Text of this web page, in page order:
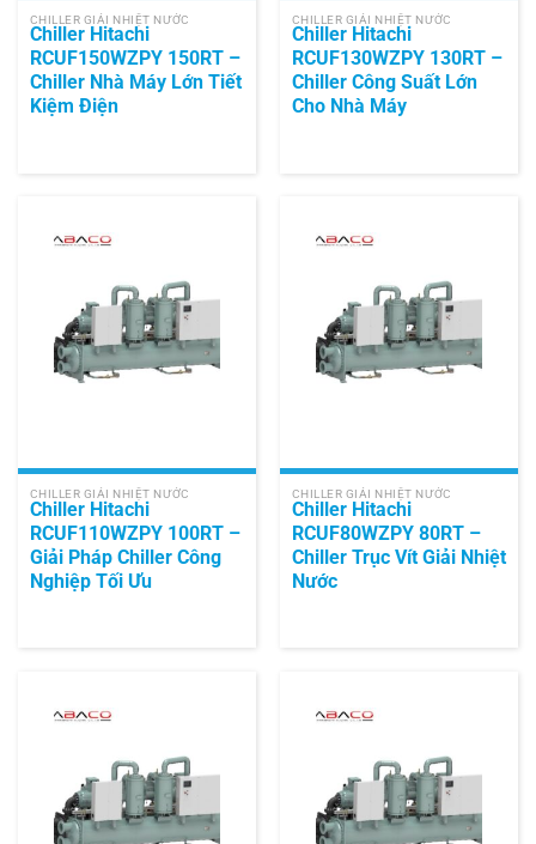
CHILLER GIẢI NHIỆT NƯỚC
Chiller Hitachi
RCUF150WZPY 150RT –
Chiller Nhà Máy Lớn Tiết
Kiệm Điện
CHILLER GIẢI NHIỆT NƯỚC
Chiller Hitachi
RCUF130WZPY 130RT –
Chiller Công Suất Lớn
Cho Nhà Máy
CHILLER GIẢI NHIỆT NƯỚC
Chiller Hitachi
RCUF110WZPY 100RT –
Giải Pháp Chiller Công
Nghiệp Tối Ưu
CHILLER GIẢI NHIỆT NƯỚC
Chiller Hitachi
RCUF80WZPY 80RT –
Chiller Trục Vít Giải Nhiệt
Nước